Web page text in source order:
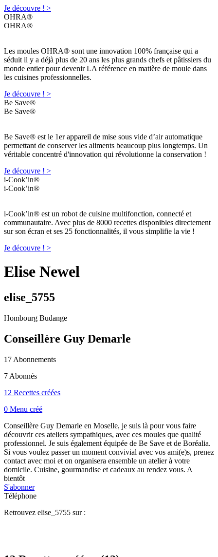
Je découvre ! >
OHRA®
OHRA®
Les moules OHRA® sont une innovation 100% française qui a
séduit il y a déjà plus de 20 ans les plus grands chefs et pâtissiers du
monde entier pour devenir LA référence en matière de moule dans
les cuisines professionnelles.
Je découvre ! >
Be Save®
Be Save®
Be Save® est le 1er appareil de mise sous vide d’air automatique
permettant de conserver les aliments beaucoup plus longtemps. Un
véritable concentré d'innovation qui révolutionne la conservation !
Je découvre ! >
i-Cook’in®
i-Cook’in®
i-Cook’in® est un robot de cuisine multifonction, connecté et
communautaire. Avec plus de 8000 recettes disponibles directement
sur son écran et ses 25 fonctionnalités, il vous simplifie la vie !
Je découvre ! >
Elise Newel
elise_5755
Hombourg Budange
Conseillère Guy Demarle
17 Abonnements
7 Abonnés
12 Recettes créées
0 Menu créé
Conseillère Guy Demarle en Moselle, je suis là pour vous faire
découvrir ces ateliers sympathiques, avec ces moules que qualité
professionnel. Je suis également équipée de Be Save et de Boréalia.
Si vous voulez passer un moment convivial avec vos ami(e)s, prenez
contact avec moi et on organisera ensemble un atelier à votre
domicile. Cuisine, gourmandise et cadeaux au rendez vous. A
bientôt
S'abonner
Téléphone
Retrouvez elise_5755 sur :